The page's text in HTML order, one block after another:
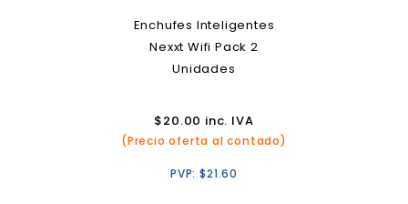
Enchufes Inteligentes
Nexxt Wifi Pack 2
Unidades
$20.00 inc. IVA
(Precio oferta al contado)
PVP:$21.60